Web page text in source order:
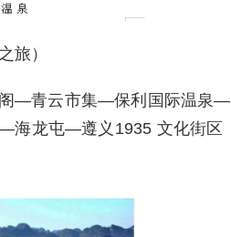
旅）
—青云市集—保利国际温泉—
龙屯—遵义1935 文化街区